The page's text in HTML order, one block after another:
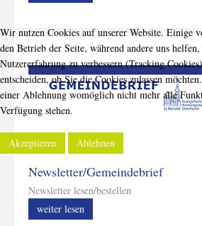
Newsletter/Gemeindebrief
Newsletter lesen/bestellen
weiter lesen
Wir nutzen Cookies auf unserer Website. Einige
den Betrieb der Seite, während andere uns
Nutzererfahrung zu verbessern (Tracking
entscheiden, ob Sie die Cookies zulassen
einer Ablehnung womöglich nicht mehr alle
Verfügung stehen.
Akzeptieren Ablehnen